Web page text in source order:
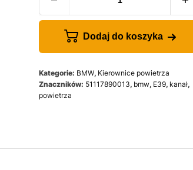
Dodaj do koszyka
Kategorie: BMW, Kierownice powietrza
Znaczników: 51117890013, bmw, E39, kanał,
powietrza